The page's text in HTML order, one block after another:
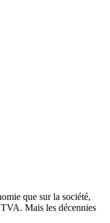
que sur la société,
Mais les décennies